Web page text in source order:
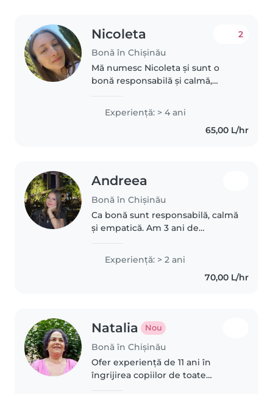
Nicoleta
Bonă în Chișinău
2
Mă numesc Nicoleta și sunt o
bonă responsabilă și calmă,
Am 4 ani de experiență în
îngrijirea copiilor de toate
vârstele, de la bebeluși până..
Experienţă: > 4 ani
65,00 L/hr
Andreea
Bonă în Chișinău
Ca bonă sunt responsabilă, calmă
și empatică. Am 3 ani de
privată, ofer îngrijire pentru
copiii mici și preșcolari, mă bucur
Experienţă: > 2 ani
70,00 L/hr
Natalia Nou
Bonă în Chișinău
Ofer experiență de 11 ani în
îngrijirea copiilor de toate